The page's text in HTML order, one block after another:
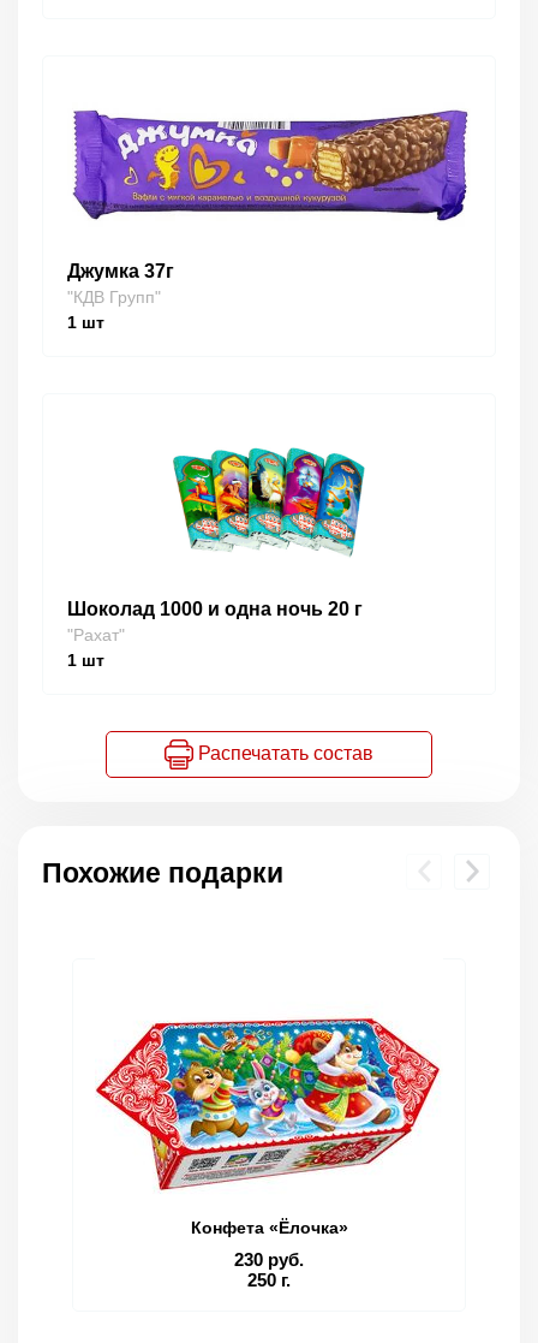
Джумка 37г
"КДВ Групп"
1 шт
Шоколад 1000 и одна ночь 20 г
"Рахат"
1 шт
Распечатать состав
Похожие подарки
Конфета «Ёлочка»
230 руб.
250 г.